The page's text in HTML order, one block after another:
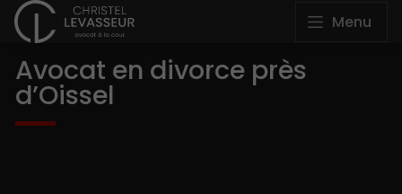
Menu
Avocat en divorce près
d’Oissel